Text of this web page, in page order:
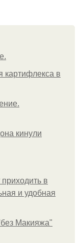
картифлекса в
кинули
в
и удобная
Макияжа"